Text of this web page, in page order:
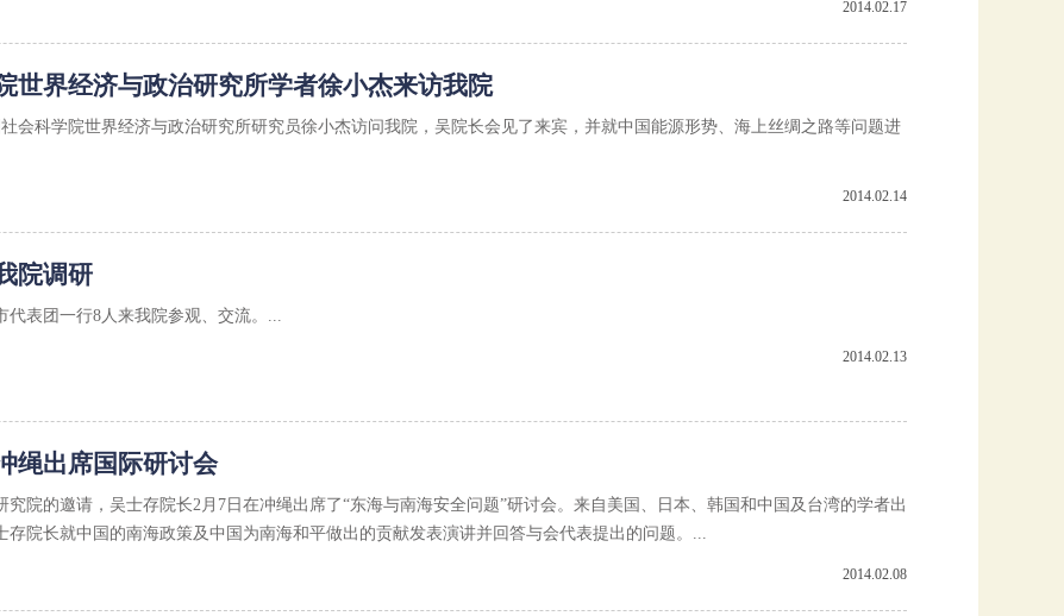
2014.02.17
世界经济与政治研究所学者徐小杰来访我院
社会科学院世界经济与政治研究所研究员徐小杰访问我院，吴院长会见了来宾，并就中国能源形势、海上丝绸之路等问题进
2014.02.14
院调研
代表团一行8人来我院参观、交流。...
2014.02.13
绳出席国际研讨会
究院的邀请，吴士存院长2月7日在冲绳出席了“东海与南海安全问题”研讨会。来自美国、日本、韩国和中国及台湾的学者出
存院长就中国的南海政策及中国为南海和平做出的贡献发表演讲并回答与会代表提出的问题。...
2014.02.08